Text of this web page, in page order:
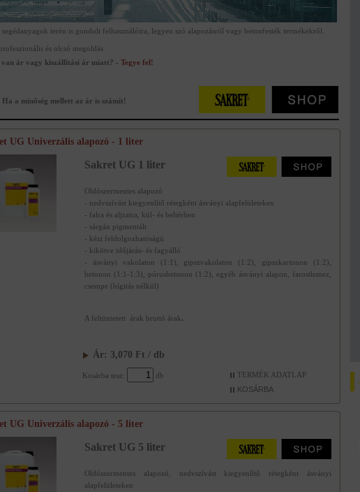
segédanyagok terén is gondolt felhasználóira, legyen szó alapozásról vagy betonfesték termékekről.
és olcsó megoldás
van ár vagy kiszállítási ár miatt? - Tegye fel!
a minőség mellett az ár is számít!
UG Univerzális alapozó - 1 liter
Sakret UG 1 liter
Oldószermentes alapozó
- nedvszívást kiegyenlítő rétegként ásványi alapfelületeken
- falra és aljzatra, kül- és beltérben
- sárgán pigmentált
- kézi feldolgozhatóságú
- kikötve időjárás- és fagyálló
- ásványi vakolaton (1:1), gipszvakolaton (1:2), gipszkartonon (1:2),
betonon (1:1-1:3), pórusbetonon (1:2), egyéb ásványi alapon, farostlemez,
csempe (hígitás nélkül)
A feltüntetett árak bruttó árak .
Ár: 3,070 Ft / db
Kosárba tesz: db TERMÉK ADATLAP
UG Univerzális alapozó - 5 liter
Sakret UG 5 liter
Oldószermentes alapozó, nedvszívást kiegyenlítő rétegként ásványi
alapfelületeken